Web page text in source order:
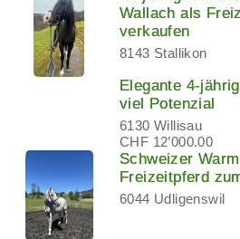
Wallach als
verkaufen
8143 Stallikon
Elegante 4-
viel Potenzial
6130 Willisau
CHF 12’000.00
Schweizer
Freizeitpferd
6044 Udligenswil